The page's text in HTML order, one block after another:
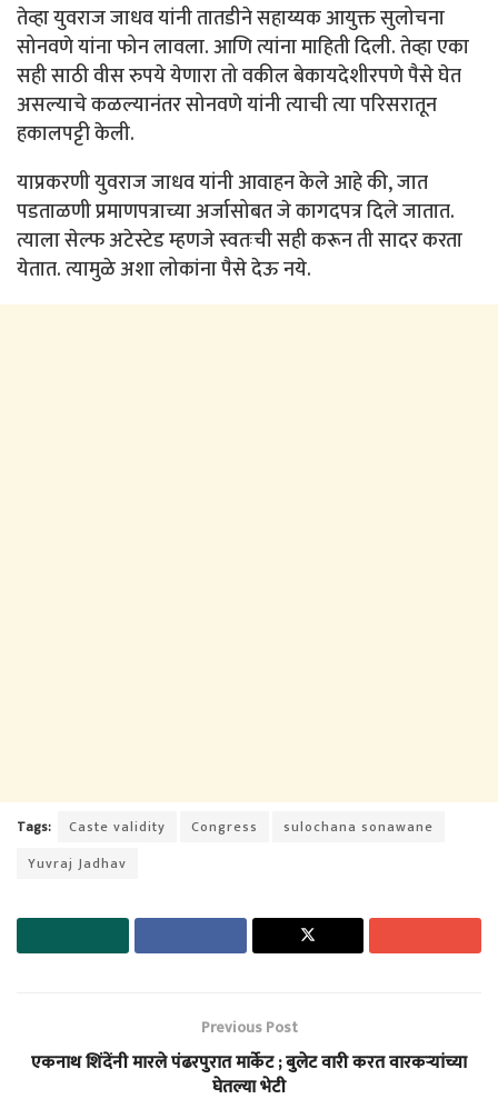
तेव्हा युवराज जाधव यांनी तातडीने सहाय्यक आयुक्त सुलोचना
सोनवणे यांना फोन लावला. आणि त्यांना माहिती दिली. तेव्हा एका
सही साठी वीस रुपये येणारा तो वकील बेकायदेशीरपणे पैसे घेत
असल्याचे कळल्यानंतर सोनवणे यांनी त्याची त्या परिसरातून
हकालपट्टी केली.
याप्रकरणी युवराज जाधव यांनी आवाहन केले आहे की, जात
पडताळणी प्रमाणपत्राच्या अर्जासोबत जे कागदपत्र दिले जातात.
त्याला सेल्फ अटेस्टेड म्हणजे स्वतःची सही करून ती सादर करता
येतात. त्यामुळे अशा लोकांना पैसे देऊ नये.
Tags: Caste validity Congress
sulochana sonawane
Yuvraj Jadhav
Previous Post
एकनाथ शिंदेंनी मारले पंढरपुरात मार्केट ; बुलेट वारी करत वारकऱ्यांच्या
घेतल्या भेटी